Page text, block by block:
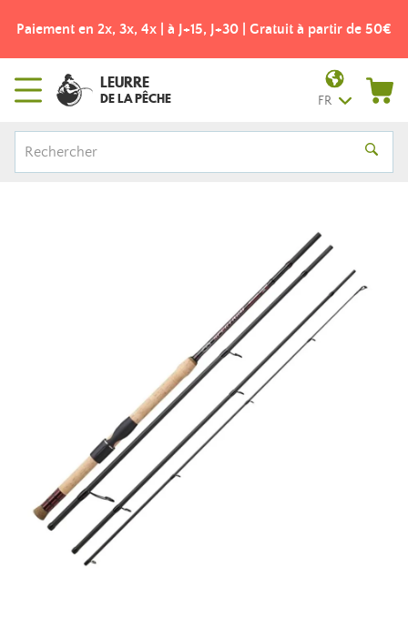
Paiement en 2x, 3x, 4x | à J+15, J+30 | Gratuit à partir de 50€
LEURRE
DE LA PÊCHE FR